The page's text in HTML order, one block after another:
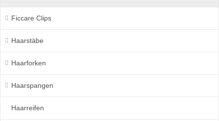
Ficcare Clips
Haarstäbe
Haarforken
Haarspangen
Haarreifen